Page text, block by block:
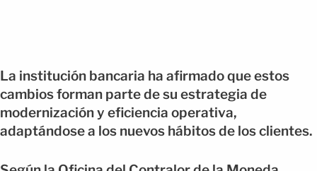
La institución bancaria ha afirmado que estos
cambios forman parte de su estrategia de
modernización y eficiencia operativa,
adaptándose a los nuevos hábitos de los clientes.